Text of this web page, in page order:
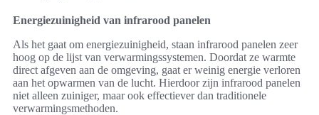
Energiezuinigheid van infrarood panelen
Als het gaat om energiezuinigheid, staan infrarood panelen zeer
hoog op de lijst van verwarmingssystemen. Doordat ze warmte
direct afgeven aan de omgeving, gaat er weinig energie verloren
aan het opwarmen van de lucht. Hierdoor zijn infrarood panelen
niet alleen zuiniger, maar ook effectiever dan traditionele
verwarmingsmethoden.